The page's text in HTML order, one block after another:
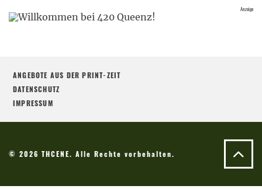
ANGEBOTE AUS DER PRINT-ZEIT
DATENSCHUTZ
IMPRESSUM
© 2026 THCENE. Alle Rechte vorbehalten.